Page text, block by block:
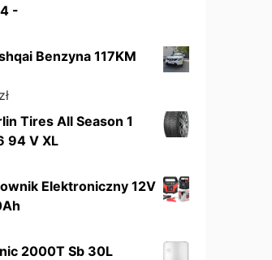
-
Benzyna 117KM
zł
Tires All Season 1
94 V XL
Elektroniczny 12V
2000T Sb 30L